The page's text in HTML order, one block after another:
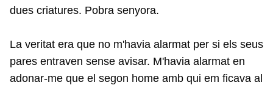
dues criatures. Pobra senyora.
La veritat era que no m'havia alarmat per si els seus
pares entraven sense avisar. M'havia alarmat en
adonar-me que el segon home amb qui em ficava al